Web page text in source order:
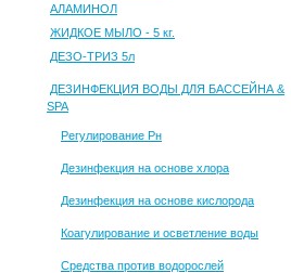
АЛАМИНОЛ
ЖИДКОЕ МЫЛО - 5 кг.
ДЕЗО-ТРИЗ 5л
ДЕЗИНФЕКЦИЯ ВОДЫ ДЛЯ БАССЕЙНА &
SPA
Регулирование Рн
Дезинфекция на основе хлора
Дезинфекция на основе кислорода
Коагулирование и осветление воды
Средства против водорослей